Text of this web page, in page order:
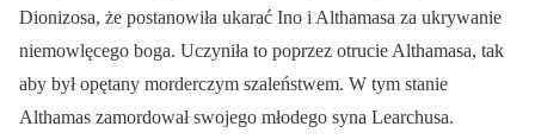
Dionizosa, że postanowiła ukarać Ino i Althamasa za ukrywanie
niemowlęcego boga. Uczyniła to poprzez otrucie Althamasa, tak
aby był opętany morderczym szaleństwem. W tym stanie
Althamas zamordował swojego młodego syna Learchusa.